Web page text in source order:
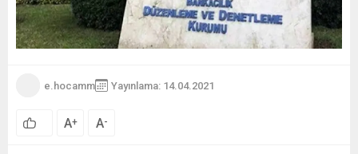
e.hocamm Yayınlama: 14.04.2021
A+ A-